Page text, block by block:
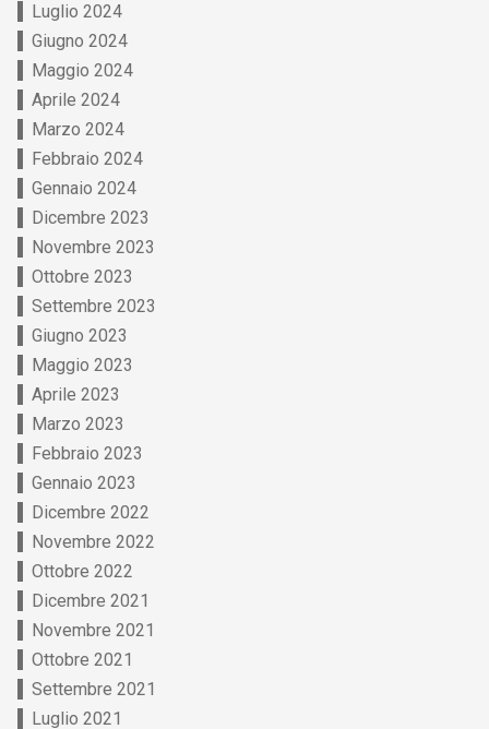
Luglio 2024
Giugno 2024
Maggio 2024
Aprile 2024
Marzo 2024
Febbraio 2024
Gennaio 2024
Dicembre 2023
Novembre 2023
Ottobre 2023
Settembre 2023
Giugno 2023
Maggio 2023
Aprile 2023
Marzo 2023
Febbraio 2023
Gennaio 2023
Dicembre 2022
Novembre 2022
Ottobre 2022
Dicembre 2021
Novembre 2021
Ottobre 2021
Settembre 2021
Luglio 2021